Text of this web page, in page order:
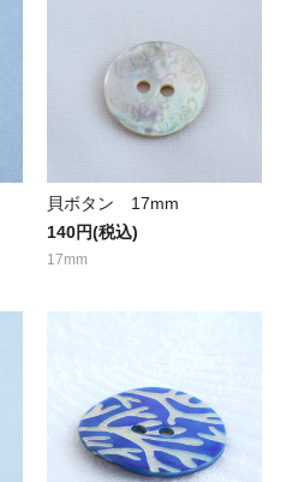
貝ボタン 17mm
140円(税込)
17mm